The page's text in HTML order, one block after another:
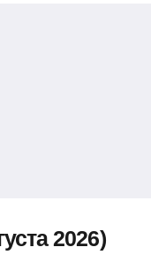
2026)